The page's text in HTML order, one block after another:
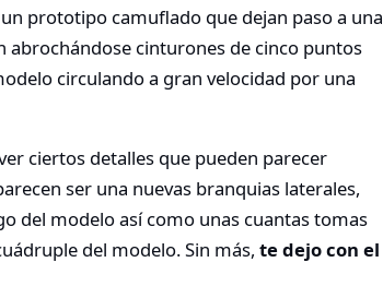
prototipo camuflado que dejan paso a una
abrochándose cinturones de cinco puntos
circulando a gran velocidad por una
ciertos detalles que pueden parecer
ser una nuevas branquias laterales,
del modelo así como unas cuantas tomas
del modelo. Sin más, te dejo con el